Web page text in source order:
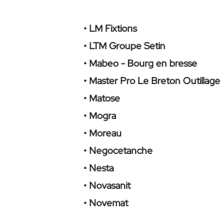
• LM Fixtions
• LTM Groupe Setin
• Mabeo - Bourg en bresse
• Master Pro Le Breton Outillage
• Matose
• Mogra
• Moreau
• Negocetanche
• Nesta
• Novasanit
• Novemat